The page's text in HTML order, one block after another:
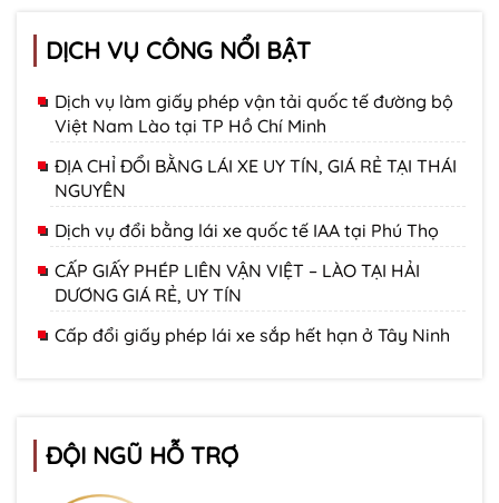
DỊCH VỤ CÔNG NỔI BẬT
Dịch vụ làm giấy phép vận tải quốc tế đường bộ
Việt Nam Lào tại TP Hồ Chí Minh
ĐỊA CHỈ ĐỔI BẰNG LÁI XE UY TÍN, GIÁ RẺ TẠI THÁI
NGUYÊN
Dịch vụ đổi bằng lái xe quốc tế IAA tại Phú Thọ
CẤP GIẤY PHÉP LIÊN VẬN VIỆT – LÀO TẠI HẢI
DƯƠNG GIÁ RẺ, UY TÍN
Cấp đổi giấy phép lái xe sắp hết hạn ở Tây Ninh
ĐỘI NGŨ HỖ TRỢ